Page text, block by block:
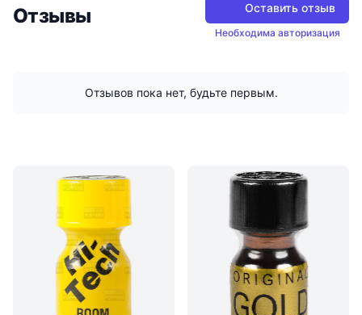
Отзывы Оставить отзыв
Необходима авторизация
Отзывов пока нет, будьте первым.